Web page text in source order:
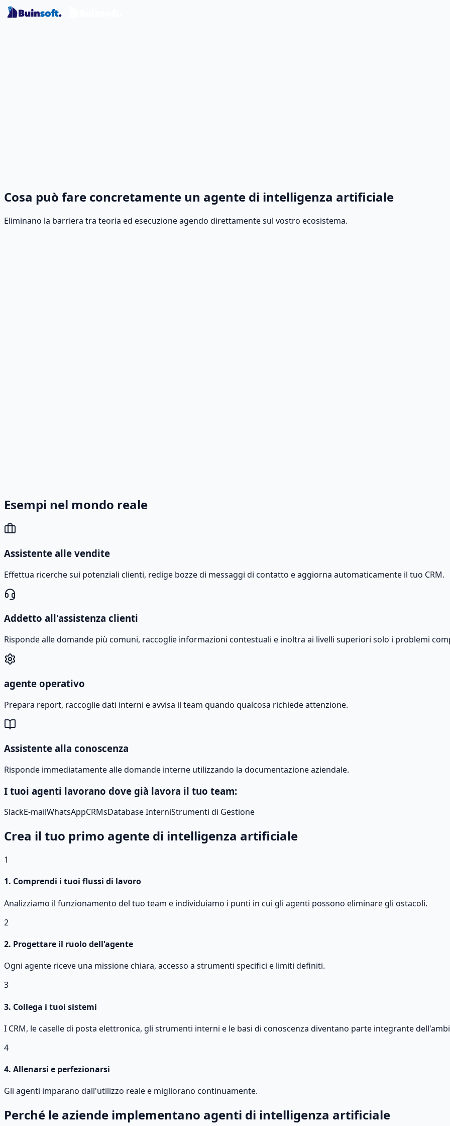
Cosa può fare concretamente un agente di intelligenza artificiale
Eliminano la barriera tra teoria ed esecuzione agendo direttamente sul vostro ecosistema.
Esempi nel mondo reale
Assistente alle vendite
Effettua ricerche sui potenziali clienti, redige bozze di messaggi di contatto e aggiorna automaticamente il tuo CRM.
Addetto all'assistenza clienti
Risponde alle domande più comuni, raccoglie informazioni contestuali e inoltra ai livelli superiori solo i problemi
agente operativo
Prepara report, raccoglie dati interni e avvisa il team quando qualcosa richiede attenzione.
Assistente alla conoscenza
Risponde immediatamente alle domande interne utilizzando la documentazione aziendale.
I tuoi agenti lavorano dove già lavora il tuo team:
SlackE-mailWhatsAppCRMsDatabase InterniStrumenti di Gestione
Crea il tuo primo agente di intelligenza artificiale
1
1. Comprendi i tuoi flussi di lavoro
Analizziamo il funzionamento del tuo team e individuiamo i punti in cui gli agenti possono eliminare gli ostacoli.
2
2. Progettare il ruolo dell'agente
Ogni agente riceve una missione chiara, accesso a strumenti specifici e limiti definiti.
3
3. Collega i tuoi sistemi
I CRM, le caselle di posta elettronica, gli strumenti interni e le basi di conoscenza diventano parte integrante
4
4. Allenarsi e perfezionarsi
Gli agenti imparano dall'utilizzo reale e migliorano continuamente.
Perché le aziende implementano agenti di intelligenza artificiale